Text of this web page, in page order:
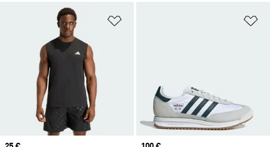
Ajouter à la Liste de produits